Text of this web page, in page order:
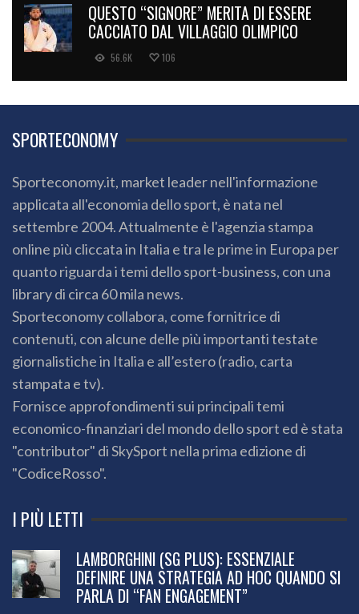
QUESTO “SIGNORE” MERITA DI ESSERE
CACCIATO DAL VILLAGGIO OLIMPICO
56.6K 106
SPORTECONOMY
Sporteconomy.it, market leader nell'informazione
applicata all'economia dello sport, è nata nel
settembre 2004. Attualmente è l'agenzia stampa
online più cliccata in Italia e tra le prime in Europa per
quanto riguarda i temi dello sport-business, con una
library di circa 60 mila news.
Sporteconomy collabora, come fornitrice di
contenuti, con alcune delle più importanti testate
giornalistiche in Italia e all’estero (radio, carta
stampata e tv).
Fornisce approfondimenti sui principali temi
economico-finanziari del mondo dello sport ed è stata
"contributor" di SkySport nella prima edizione di
"CodiceRosso".
I PIÙ LETTI
LAMBORGHINI (SG PLUS): ESSENZIALE
DEFINIRE UNA STRATEGIA AD HOC QUANDO SI
PARLA DI “FAN ENGAGEMENT”